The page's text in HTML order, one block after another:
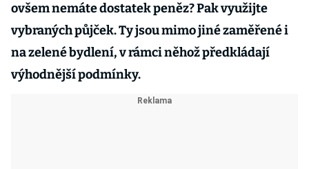
ovšem nemáte dostatek peněz? Pak využijte
vybraných půjček. Ty jsou mimo jiné zaměřené i
na zelené bydlení, v rámci něhož předkládají
výhodnější podmínky.